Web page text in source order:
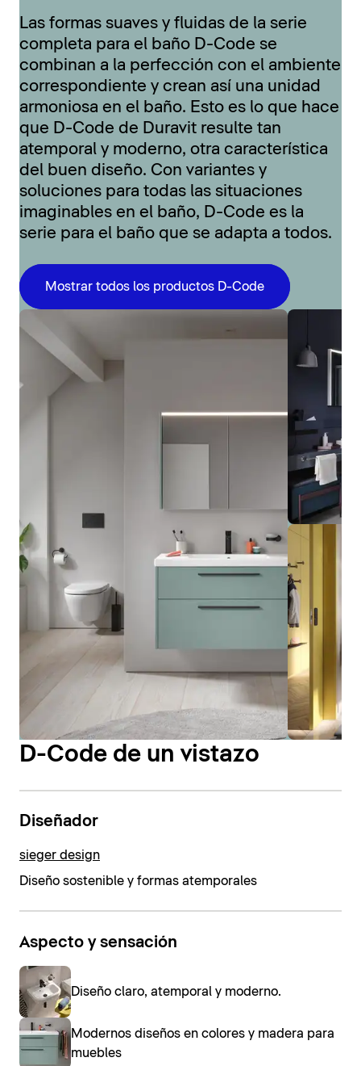
Las formas suaves y fluidas de la serie
completa para el baño D-Code se
combinan a la perfección con el ambiente
correspondiente y crean así una unidad
armoniosa en el baño. Esto es lo que hace
que D-Code de Duravit resulte tan
atemporal y moderno, otra característica
del buen diseño. Con variantes y
soluciones para todas las situaciones
imaginables en el baño, D-Code es la
serie para el baño que se adapta a todos.
Mostrar todos los productos D-Code
D-Code de un vistazo
Diseñador
sieger design
Diseño sostenible y formas atemporales
Aspecto y sensación
Diseño claro, atemporal y moderno.
Modernos diseños en colores y madera para
muebles